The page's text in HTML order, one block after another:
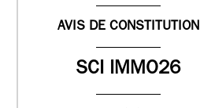
AVIS DE CONSTITUTION
SCI IMMO26